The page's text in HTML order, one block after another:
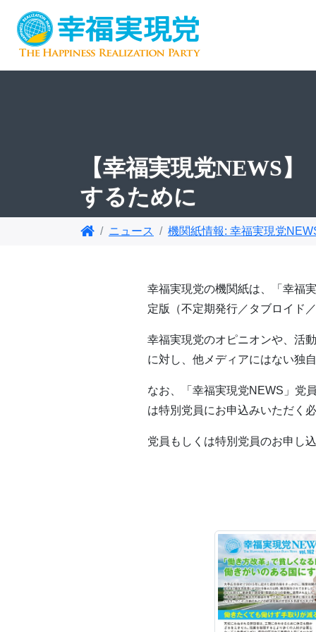
【幸福実現党NEWS
するために
ニュース 機関紙情報: 幸福実現党
幸福実現党の機関紙は、「幸福
定版（不定期発行／タブロイド
幸福実現党のオピニオンや、活
に対し、他メディアにはない独
なお、「幸福実現党NEWS」党
は特別党員にお申込みいただく
党員もしくは特別党員のお申し